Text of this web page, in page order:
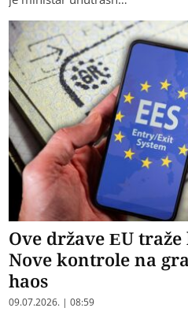
Ove države EU
Nove kontrole na
haos
09.07.2026. | 08:59